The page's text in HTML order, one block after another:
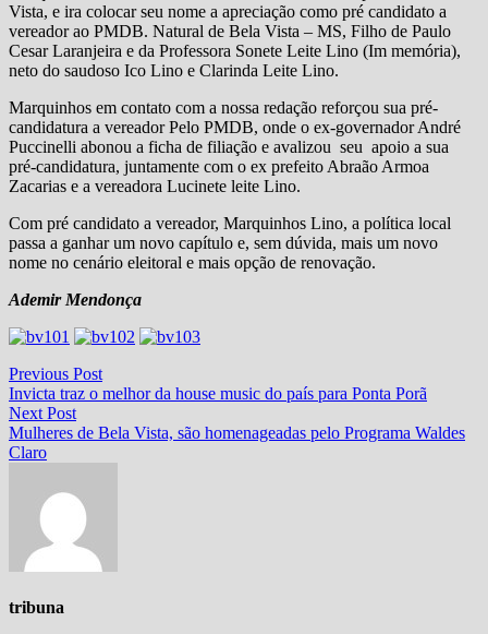
Vista, e ira colocar seu nome a apreciação como pré candidato a
vereador ao PMDB. Natural de Bela Vista – MS, Filho de Paulo
Cesar Laranjeira e da Professora Sonete Leite Lino (Im memória),
neto do saudoso Ico Lino e Clarinda Leite Lino.
Marquinhos em contato com a nossa redação reforçou sua pré-
candidatura a vereador Pelo PMDB, onde o ex-governador André
Puccinelli abonou a ficha de filiação e avalizou seu apoio a sua
pré-candidatura, juntamente com o ex prefeito Abraão Armoa
Zacarias e a vereadora Lucinete leite Lino.
Com pré candidato a vereador, Marquinhos Lino, a política local
passa a ganhar um novo capítulo e, sem dúvida, mais um novo
nome no cenário eleitoral e mais opção de renovação.
Ademir Mendonça
Navegação
de
Post
Previous PostPrevious
post:
Invicta traz o melhor da house music do país para Ponta Porã
Next PostNext
post:
Mulheres de Bela Vista, são homenageadas pelo Programa Waldes
Claro
tribuna